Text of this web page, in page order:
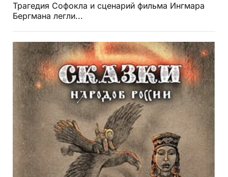
Трагедия Софокла и сценарий фильма Ингмара
Бергмана легли...